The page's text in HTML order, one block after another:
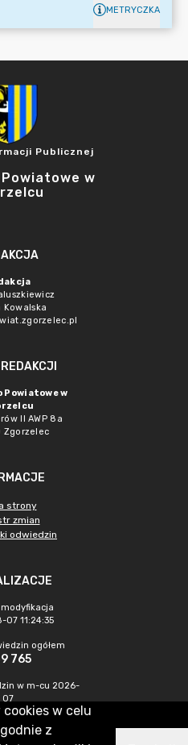
METRYCZKA
Publicznej
w
Kowalska
w
II AWP 8a
Zgorzelec
strony
zmian
odwiedzin
11:24:35
ogółem
765
w m-cu 2026-
07
w celu
z